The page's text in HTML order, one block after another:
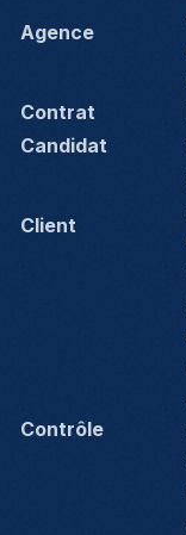
Agence
Contrat
Candidat
Client
Contrôle